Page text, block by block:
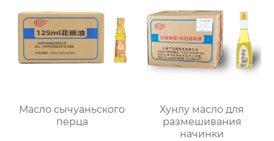
Масло сычуаньского
перца
Хунлу масло для
размешивания
начинки